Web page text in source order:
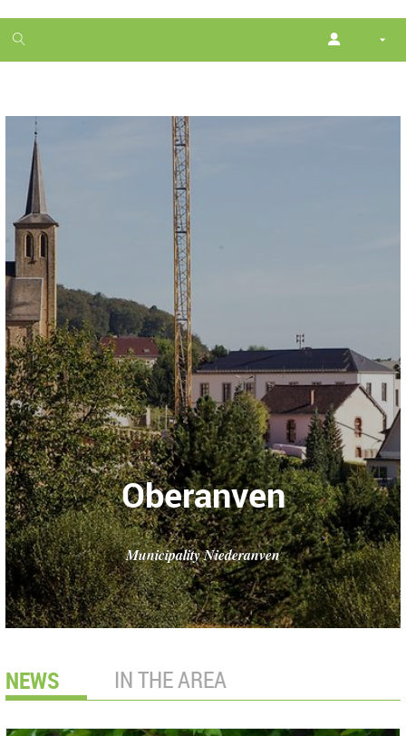
1
month
Oberanven
Municipality Niederanven
NEWS IN THE AREA